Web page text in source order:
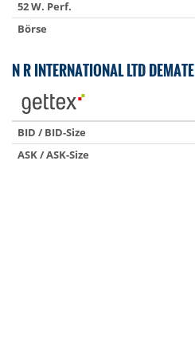
52 W. Perf.
Börse
N R INTERNATIONAL LTD
BID / BID-Size
ASK / ASK-Size